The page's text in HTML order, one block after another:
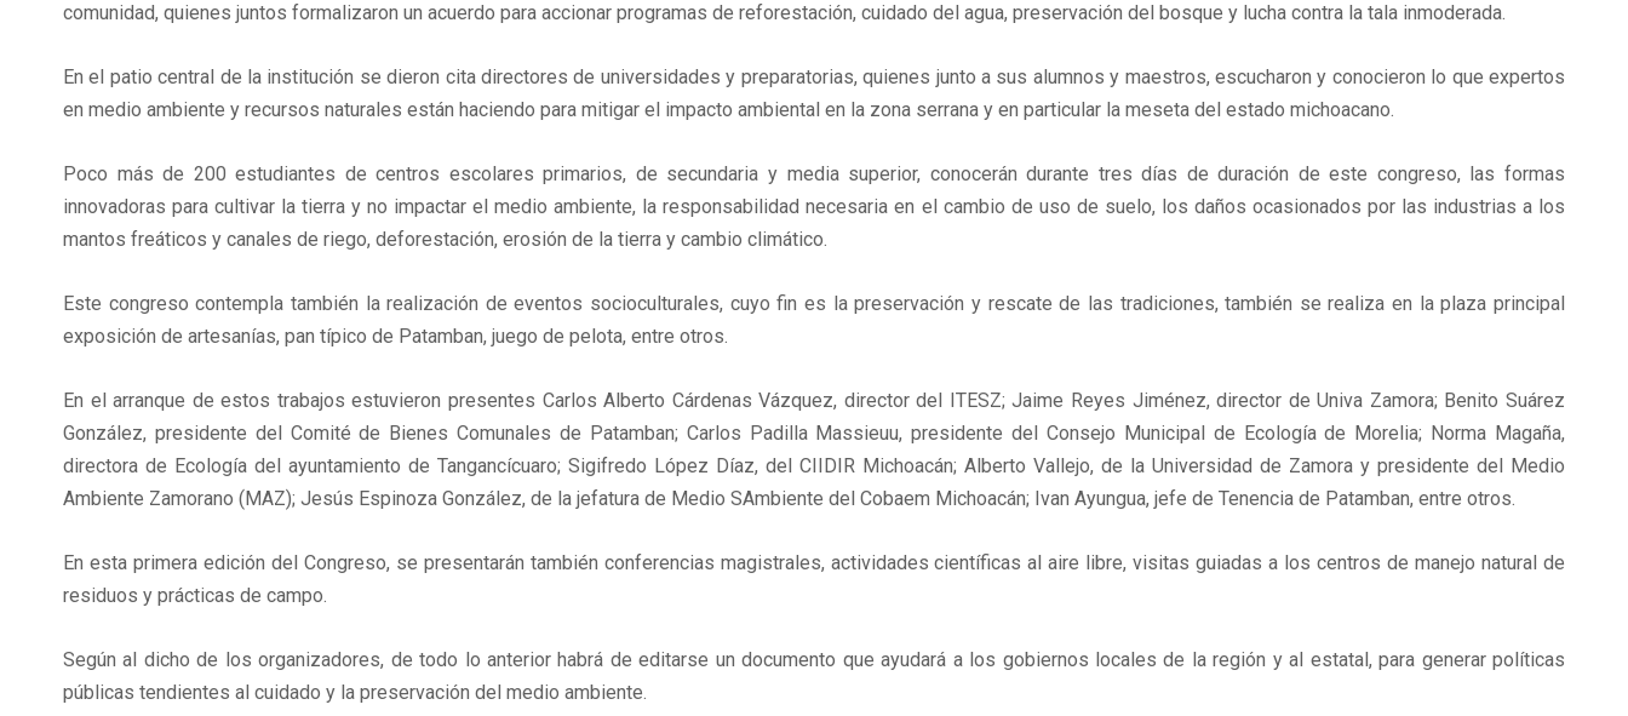
comunidad, quienes juntos formalizaron un acuerdo para accionar programas de reforestación, cuidado del agua, preservación del bosque y lucha contra la tala inmoderada.
En el patio central de la institución se dieron cita directores de universidades y preparatorias, quienes junto a sus alumnos y maestros, escucharon y conocieron lo que expertos
en medio ambiente y recursos naturales están haciendo para mitigar el impacto ambiental en la zona serrana y en particular la meseta del estado michoacano.
Poco más de 200 estudiantes de centros escolares primarios, de secundaria y media superior, conocerán durante tres días de duración de este congreso, las formas
innovadoras para cultivar la tierra y no impactar el medio ambiente, la responsabilidad necesaria en el cambio de uso de suelo, los daños ocasionados por las industrias a los
mantos freáticos y canales de riego, deforestación, erosión de la tierra y cambio climático.
Este congreso contempla también la realización de eventos socioculturales, cuyo fin es la preservación y rescate de las tradiciones, también se realiza en la plaza principal
exposición de artesanías, pan típico de Patamban, juego de pelota, entre otros.
En el arranque de estos trabajos estuvieron presentes Carlos Alberto Cárdenas Vázquez, director del ITESZ; Jaime Reyes Jiménez, director de Univa Zamora; Benito Suárez
González, presidente del Comité de Bienes Comunales de Patamban; Carlos Padilla Massieuu, presidente del Consejo Municipal de Ecología de Morelia; Norma Magaña,
directora de Ecología del ayuntamiento de Tangancícuaro; Sigifredo López Díaz, del CIIDIR Michoacán; Alberto Vallejo, de la Universidad de Zamora y presidente del Medio
Ambiente Zamorano (MAZ); Jesús Espinoza González, de la jefatura de Medio SAmbiente del Cobaem Michoacán; Ivan Ayungua, jefe de Tenencia de Patamban, entre otros.
En esta primera edición del Congreso, se presentarán también conferencias magistrales, actividades científicas al aire libre, visitas guiadas a los centros de manejo natural de
residuos y prácticas de campo.
Según al dicho de los organizadores, de todo lo anterior habrá de editarse un documento que ayudará a los gobiernos locales de la región y al estatal, para generar políticas
públicas tendientes al cuidado y la preservación del medio ambiente.